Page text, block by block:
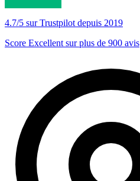
4.7/5 sur Trustpilot depuis 2019
Score Excellent sur plus de 900 avis